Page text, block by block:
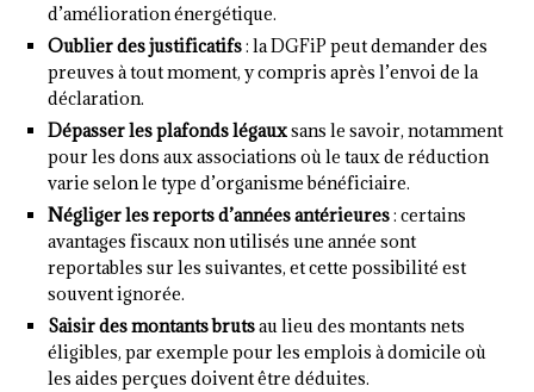
d’amélioration énergétique.
Oublier des justificatifs: la DGFiP peut demander des
preuves à tout moment, y compris après l’envoi de la
déclaration.
Dépasser les plafonds légauxsans le savoir, notamment
pour les dons aux associations où le taux de réduction
varie selon le type d’organisme bénéficiaire.
Négliger les reports d’années antérieures: certains
avantages fiscaux non utilisés une année sont
reportables sur les suivantes, et cette possibilité est
souvent ignorée.
Saisir des montants brutsau lieu des montants nets
éligibles, par exemple pour les emplois à domicile où
les aides perçues doivent être déduites.